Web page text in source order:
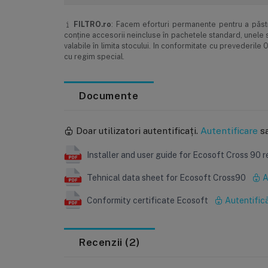
intervalelor de înlocuire a consumabilelor.
În lipsa unei instalări și întrețineri conforme,
microbiologic se recomandă utilizarea unui
Sistemul Ecosoft CROSS 90 Direct Flow
Osmoză Inversă (Membrană de 600 GPD)
gusturi sau mirosuri neplăcute.Înlocuire: la
Designul cu flux direct elimină necesitatea unui
asemenea, spălare automată a membranei pentru
Indicatori Inteligenți
FILTRO.ro: Facem eforturi permanente pentru a
conţine accesorii neincluse în pachetele standard,
valabile în limita stocului. In conformitate cu prevederile
cu regim special.
Documente
Doar utilizatori autentificați. Autentificare
Installer and user guide for Ecosoft Cross 90
Tehnical data sheet for Ecosoft Cross90
Conformity certificate Ecosoft
Recenzii (2)